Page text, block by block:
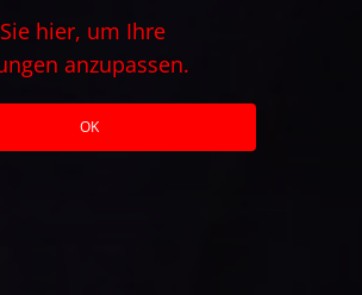
hier, um Ihre
anzupassen.
OK